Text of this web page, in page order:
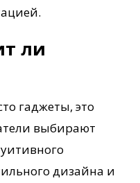
ли
гаджеты, это
выбирают
дизайна и